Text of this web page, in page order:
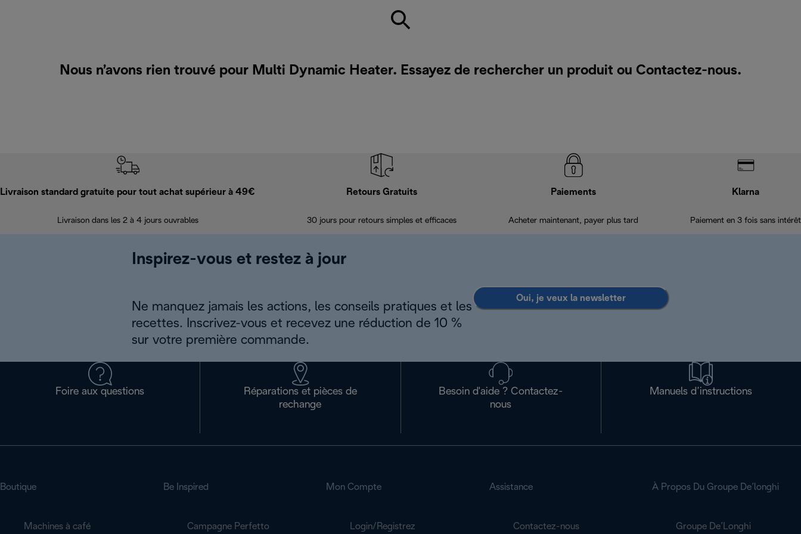
Nous n’avons rien trouvé pour Multi Dynamic Heater. Essayez de rechercher un produit ou Contactez-nous.
Livraison standard gratuite pour tout achat supérieur à 49€
Livraison dans les 2 à 4 jours ouvrables
Retours Gratuits
30 jours pour retours simples et efficaces
Paiements
Acheter maintenant, payer plus tard
Klarna
Paiement en 3 fois sans intérêt
Inspirez-vous et restez à jour
Ne manquez jamais les actions, les conseils pratiques et les
recettes. Inscrivez-vous et recevez une réduction de 10 %
sur votre première commande.
Oui, je veux la newsletter
Foire aux questions
Réparations et pièces de
rechange
Besoin d'aide ? Contactez-
nous
Manuels d’instructions
Boutique
Machines à café
Be Inspired
Campagne Perfetto
Mon Compte
Login/Registrez
Assistance
Contactez-nous
À Propos Du Groupe De’longhi
Groupe De’Longhi